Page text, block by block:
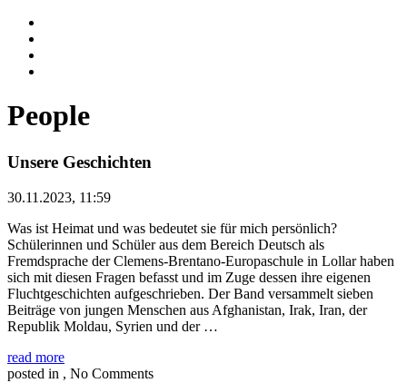
People
Unsere Geschichten
30.11.2023, 11:59
Was ist Heimat und was bedeutet sie für mich persönlich?
Schülerinnen und Schüler aus dem Bereich Deutsch als
Fremdsprache der Clemens-Brentano-Europaschule in Lollar haben
sich mit diesen Fragen befasst und im Zuge dessen ihre eigenen
Fluchtgeschichten aufgeschrieben. Der Band versammelt sieben
Beiträge von jungen Menschen aus Afghanistan, Irak, Iran, der
Republik Moldau, Syrien und der …
read more
posted in , No Comments